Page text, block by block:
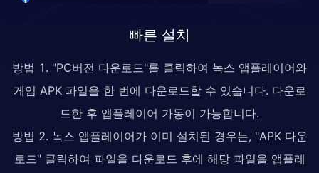
빠른 설치
방법 1. "PC버전 다운로드"를 클릭하여 녹스 앱플레이어와
게임 APK 파일을 한 번에 다운로드할 수 있습니다. 다운로
드한 후 앱플레이어 가동이 가능합니다.
방법 2. 녹스 앱플레이어가 이미 설치된 경우는, "APK 다운
로드" 클릭하여 파일을 다운로드 후에 해당 파일을 앱플레